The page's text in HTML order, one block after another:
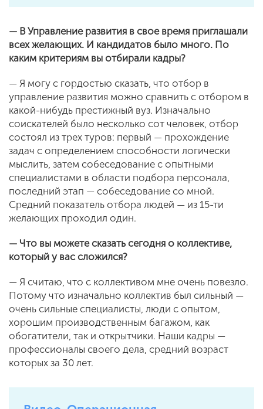
— В Управление развития в свое время приглашали
всех желающих. И кандидатов было много. По
каким критериям вы отбирали кадры?
— Я могу с гордостью сказать, что отбор в
управление развития можно сравнить с отбором в
какой-нибудь престижный вуз. Изначально
соискателей было несколько сот человек, отбор
состоял из трех туров: первый — прохождение
задач с определением способности логически
мыслить, затем собеседование с опытными
специалистами в области подбора персонала,
последний этап — собеседование со мной.
Средний показатель отбора людей — из 15-ти
желающих проходил один.
— Что вы можете сказать сегодня о коллективе,
который у вас сложился?
— Я считаю, что с коллективом мне очень повезло.
Потому что изначально коллектив был сильный —
очень сильные специалисты, люди с опытом,
хорошим производственным багажом, как
обогатители, так и открытчики. Наши кадры —
профессионалы своего дела, средний возраст
которых за 30 лет.